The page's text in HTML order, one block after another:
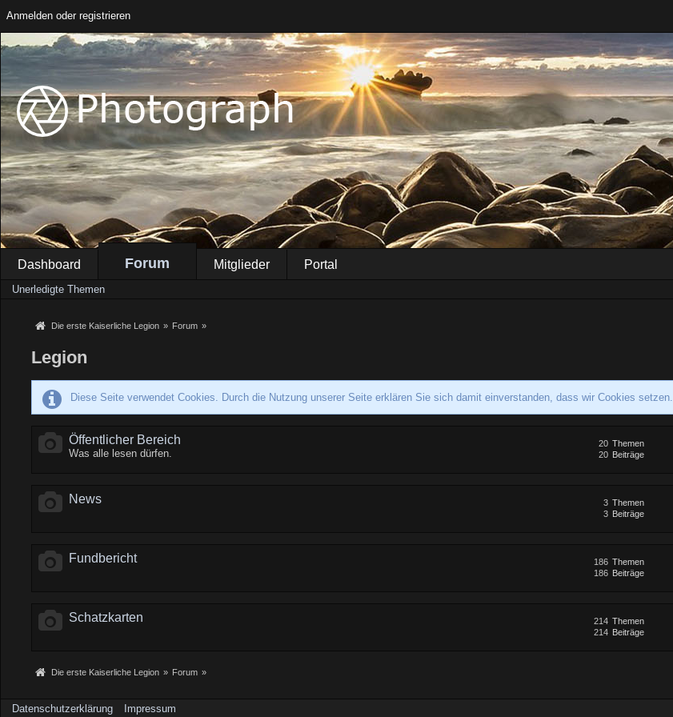
Anmelden oder registrieren
Dashboard Forum Mitglieder Portal
Unerledigte Themen
Die erste Kaiserliche Legion » Forum »
Legion
Diese Seite verwendet Cookies. Durch die Nutzung unserer Seite erklären Sie sich damit einverstanden, dass wir Cookies setzen.
Öffentlicher Bereich
Was alle lesen dürfen.
Themen
20
Beiträge
20
News Themen
3
Beiträge
3
Fundbericht Themen
186
Beiträge
186
Schatzkarten Themen
214
Beiträge
214
Die erste Kaiserliche Legion » Forum »
Datenschutzerklärung Impressum